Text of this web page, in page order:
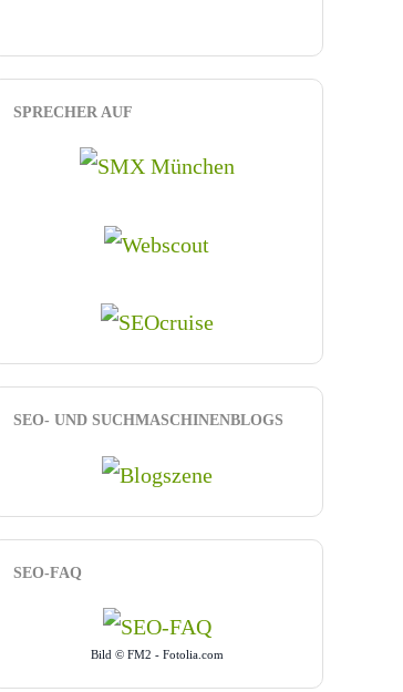
SPRECHER AUF
SEO- UND SUCHMASCHINENBLOGS
SEO-FAQ
Bild © FM2 - Fotolia.com